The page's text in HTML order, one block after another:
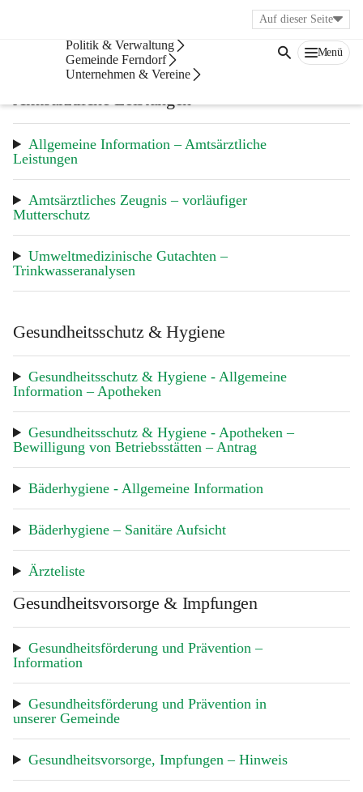
Politik & Verwaltung
Gemeinde Ferndorf
Unternehmen & Vereine
Menü
Auf dieser Seite
Gesundheit
Amtsärztliche Leistungen
Allgemeine Information – Amtsärztliche
Leistungen
Amtsärztliches Zeugnis – vorläufiger
Mutterschutz
Umweltmedizinische Gutachten –
Trinkwasseranalysen
Gesundheitsschutz & Hygiene
Gesundheitsschutz & Hygiene - Allgemeine
Information – Apotheken
Gesundheitsschutz & Hygiene - Apotheken –
Bewilligung von Betriebsstätten – Antrag
Bäderhygiene - Allgemeine Information
Bäderhygiene – Sanitäre Aufsicht
Ärzteliste
Gesundheitsvorsorge & Impfungen
Gesundheitsförderung und Prävention –
Information
Gesundheitsförderung und Prävention in
unserer Gemeinde
Gesundheitsvorsorge, Impfungen – Hinweis